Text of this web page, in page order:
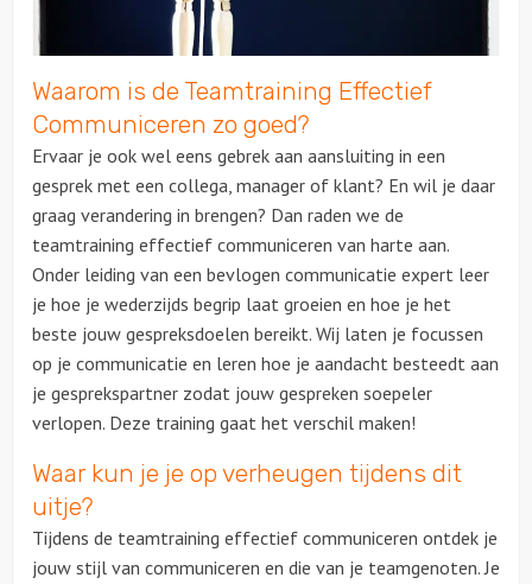
Over ons
Waarom is de Teamtraining Effectief
Communiceren zo goed?
Ervaar je ook wel eens gebrek aan aansluiting in een
gesprek met een collega, manager of klant? En wil je daar
graag verandering in brengen? Dan raden we de
teamtraining effectief communiceren van harte aan.
Onder leiding van een bevlogen communicatie expert leer
je hoe je wederzijds begrip laat groeien en hoe je het
beste jouw gespreksdoelen bereikt. Wij laten je focussen
op je communicatie en leren hoe je aandacht besteedt aan
je gesprekspartner zodat jouw gespreken soepeler
verlopen. Deze training gaat het verschil maken!
Waar kun je je op verheugen tijdens dit
uitje?
Tijdens de teamtraining effectief communiceren ontdek je
jouw stijl van communiceren en die van je teamgenoten. Je